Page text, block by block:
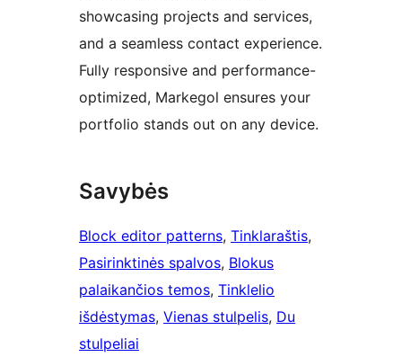
showcasing projects and services,
and a seamless contact experience.
Fully responsive and performance-
optimized, Markegol ensures your
portfolio stands out on any device.
Savybės
Block editor patterns, Tinklaraštis
Pasirinktinės spalvos, Blokus
palaikančios temos, Tinklelio
išdėstymas, Vienas stulpelis, Du
stulpeliai